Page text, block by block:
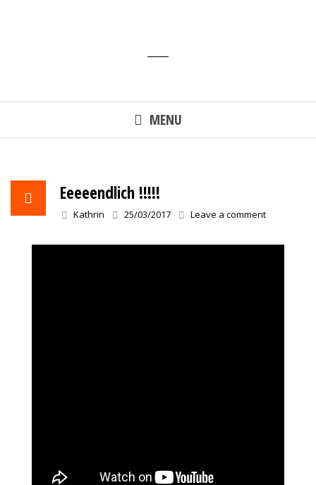
MENU
Eeeeendlich !!!!!
Kathrin 25/03/2017 Leave a comment